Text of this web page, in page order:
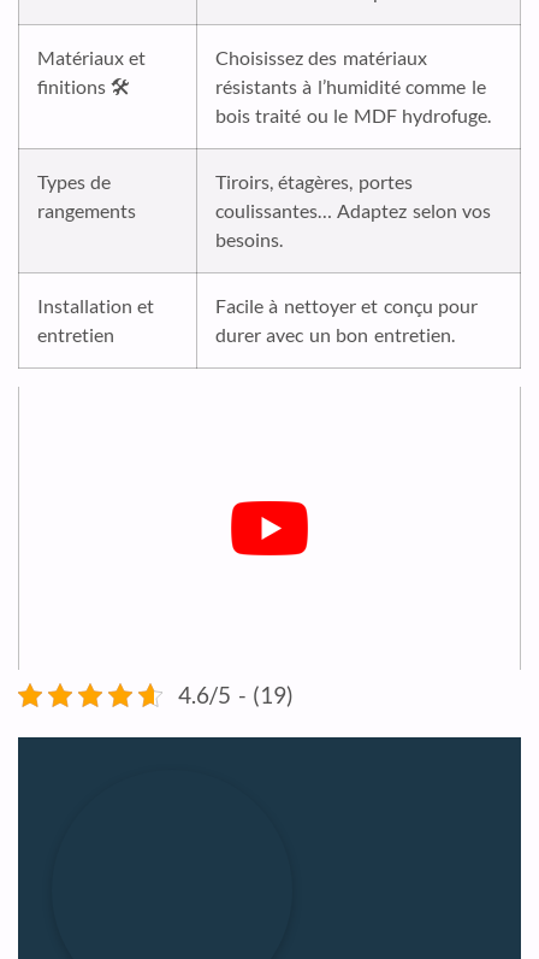
Matériaux et
finitions 🛠️
Choisissez des matériaux
résistants à l’humidité comme le
bois traité ou le MDF hydrofuge.
Types de
rangements
Tiroirs, étagères, portes
coulissantes… Adaptez selon vos
besoins.
Installation et
entretien
Facile à nettoyer et conçu pour
durer avec un bon entretien.
4.6/5 - (19)